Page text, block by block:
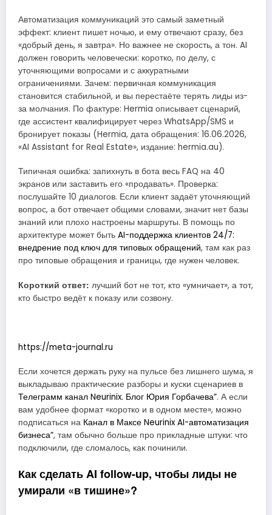
Автоматизация коммуникаций это самый заметный
эффект: клиент пишет ночью, и ему отвечают сразу, без
«добрый день, я завтра». Но важнее не скорость, а тон. AI
должен говорить человечески: коротко, по делу, с
уточняющими вопросами и с аккуратными
ограничениями. Зачем: первичная коммуникация
становится стабильной, и вы перестаёте терять лиды из-
за молчания. По фактуре: Hermia описывает сценарий,
где ассистент квалифицирует через WhatsApp/SMS и
бронирует показы (Hermia, дата обращения: 16.06.2026,
«AI Assistant for Real Estate», издание: hermia.au).
Типичная ошибка: запихнуть в бота весь FAQ на 40
экранов или заставить его «продавать». Проверка:
послушайте 10 диалогов. Если клиент задаёт уточняющий
вопрос, а бот отвечает общими словами, значит нет базы
знаний или плохо настроены маршруты. В помощь по
архитектуре может быть AI-поддержка клиентов 24/7:
внедрение под ключ для типовых обращений, там как раз
про типовые обращения и границы, где нужен человек.
Короткий ответ: лучший бот не тот, кто «умничает», а тот,
кто быстро ведёт к показу или созвону.
https://meta-journal.ru
Если хочется держать руку на пульсе без лишнего шума, я
выкладываю практические разборы и куски сценариев в
Телеграмм канал Neurinix. Блог Юрия Горбачева”. А если
вам удобнее формат «коротко и в одном месте», можно
подписаться на Канал в Максе Neurinix AI-автоматизация
бизнеса”, там обычно больше про прикладные штуки: что
подключили, где сломалось, как починили.
Как сделать AI follow-up, чтобы лиды не
умирали «в тишине»?